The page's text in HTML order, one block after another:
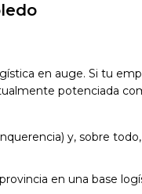
en auge. Si tu
potenciada
y, sobre
en una base